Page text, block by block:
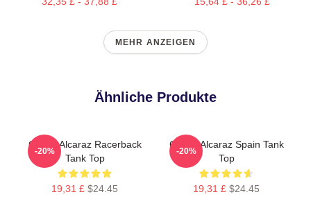
MEHR ANZEIGEN
Ähnliche Produkte
Carlos Alcaraz Racerback
Tank Top
19,31 £ $24.45
-20%
Carlos Alcaraz Spain Tank
Top
19,31 £ $24.45
-20%